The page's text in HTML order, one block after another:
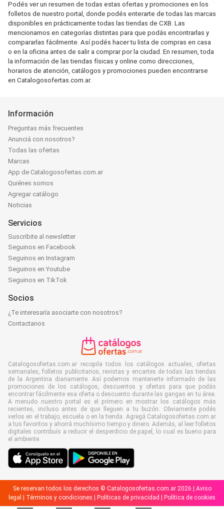
Podés ver un resumen de todas estas ofertas y promociones en los
folletos de nuestro portal, donde podés enterarte de todas las marcas
disponibles en prácticamente todas las tiendas de CXB. Las
mencionamos en categorías distintas para que podás encontrarlas y
compararlas fácilmente. Así podés hacer tu lista de compras en casa
o en la oficina antes de salir a comprar por la ciudad. En resumen, toda
la información de las tiendas físicas y online como direcciones,
horarios de atención, catálogos y promociones pueden encontrarse
en Catalogosofertas.com.ar.
Información
Preguntas más frecuentes
Anunciá con nosotros?
Todas las ofertas
Marcas
App de Catalogosofertas.com.ar
Quiénes somos
Agregar catálogo
Noticias
Servicios
Suscribite al newsletter
Seguinos en Facebook
Seguinos en Instagram
Seguinos en Youtube
Seguinos en TikTok
Socios
¿Te interesaría asociarte con nosotros?
Contactanos
Catalogosofertas.com.ar recopila todos los catálogos actuales, ofertas
semanales, folletos publicitarios, revistas y encartes de todas las tiendas
de la Argentina diariamente. Así podemos mantenerte informado de las
promociones de los catálogos, descuentos y ofertas para que podás
encontrar fácilmente esa oferta o descuento durante las gangas en tu área.
A menudo nuestro portal es el primero en mostrar los catálogos más
recientes, incluso antes de que lleguen a tu buzón. Obviamente podés
verlos en el trabajo, escuela o en la tienda. Agregá Catalogosofertas.com.ar
a tus favoritos y ahorrá muchísimo tiempo y dinero. Además, al leer folletos
digitales contribuís a reducir el desperdicio de papel, lo cual es bueno para
el ambiente.
Se reservan todos los derechos © Catalogosofertas.com.ar 2026 | Aviso
legal
Términos y condiciones Políticas de privacidad Política de cookies